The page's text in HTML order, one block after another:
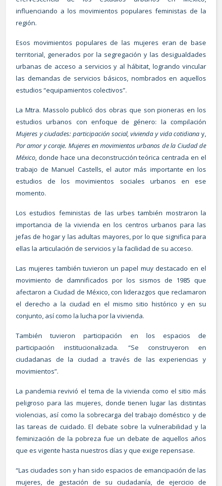
influenciando a los movimientos populares feministas de la
región.
Esos movimientos populares de las mujeres eran de base
territorial, generados por la segregación y las desigualdades
urbanas de acceso a servicios y al hábitat, logrando vincular
las demandas de servicios básicos, nombrados en aquellos
estudios “equipamientos colectivos”.
La Mtra. Massolo publicó dos obras que son pioneras en los
estudios urbanos con enfoque de género: la compilación
Mujeres y ciudades: participación social, vivienda y vida cotidiana y,
Por amor y coraje. Mujeres en movimientos urbanos de la Ciudad de
México, donde hace una deconstrucción teórica centrada en el
trabajo de Manuel Castells, el autor más importante en los
estudios de los movimientos sociales urbanos en ese
momento.
Los estudios feministas de las urbes también mostraron la
importancia de la vivienda en los centros urbanos para las
jefas de hogar y las adultas mayores, por lo que significa para
ellas la articulación de servicios y la facilidad de su acceso.
Las mujeres también tuvieron un papel muy destacado en el
movimiento de damnificados por los sismos de 1985 que
afectaron a Ciudad de México, con liderazgos que reclamaron
el derecho a la ciudad en el mismo sitio histórico y en su
conjunto, así como la lucha por la vivienda.
También tuvieron participación en los espacios de
participación institucionalizada. “Se construyeron en
ciudadanas de la ciudad a través de las experiencias y
movimientos”.
La pandemia revivió el tema de la vivienda como el sitio más
peligroso para las mujeres, donde tienen lugar las distintas
violencias, así como la sobrecarga del trabajo doméstico y de
las tareas de cuidado. El debate sobre la vulnerabilidad y la
feminización de la pobreza fue un debate de aquellos años
que es vigente hasta nuestros días y que exige repensase.
“Las ciudades son y han sido espacios de emancipación de las
mujeres, de gestación de su ciudadanía, de ejercicio de